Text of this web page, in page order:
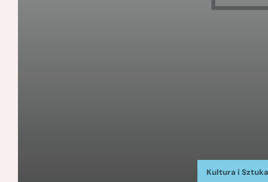
Kultura i Sztuka